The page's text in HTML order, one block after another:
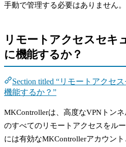
手動で管理する必要はありません。
リモートアクセスセキ
に機能するか？
Section titled “リモートアクセ
機能するか？”
MKControllerは、高度なVPNトン
のすべてのリモートアクセスをル
には有効なMKControllerアカウン